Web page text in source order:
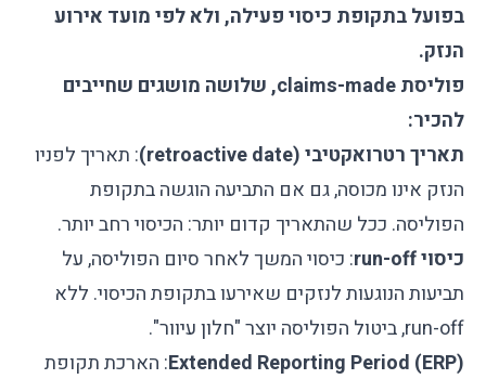
בפועל בתקופת כיסוי פעילה, ולא לפי מועד אירוע
הנזק.
פוליסת claims-made, שלושה מושגים שחייבים
להכיר:
תאריך רטרואקטיבי (retroactive date)
: תאריך לפניו
הנזק אינו מכוסה, גם אם התביעה הוגשה בתקופת
הפוליסה. ככל שהתאריך קדום יותר: הכיסוי רחב יותר.
כיסוי run-off
: כיסוי המשך לאחר סיום הפוליסה, על
תביעות הנוגעות לנזקים שאירעו בתקופת הכיסוי. ללא
run-off, ביטול הפוליסה יוצר "חלון עיוור".
Extended Reporting Period (ERP): הארכת תקופת